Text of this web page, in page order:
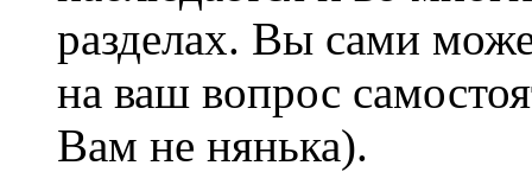
разделах. Вы сами
на ваш вопрос
Вам не нянька).